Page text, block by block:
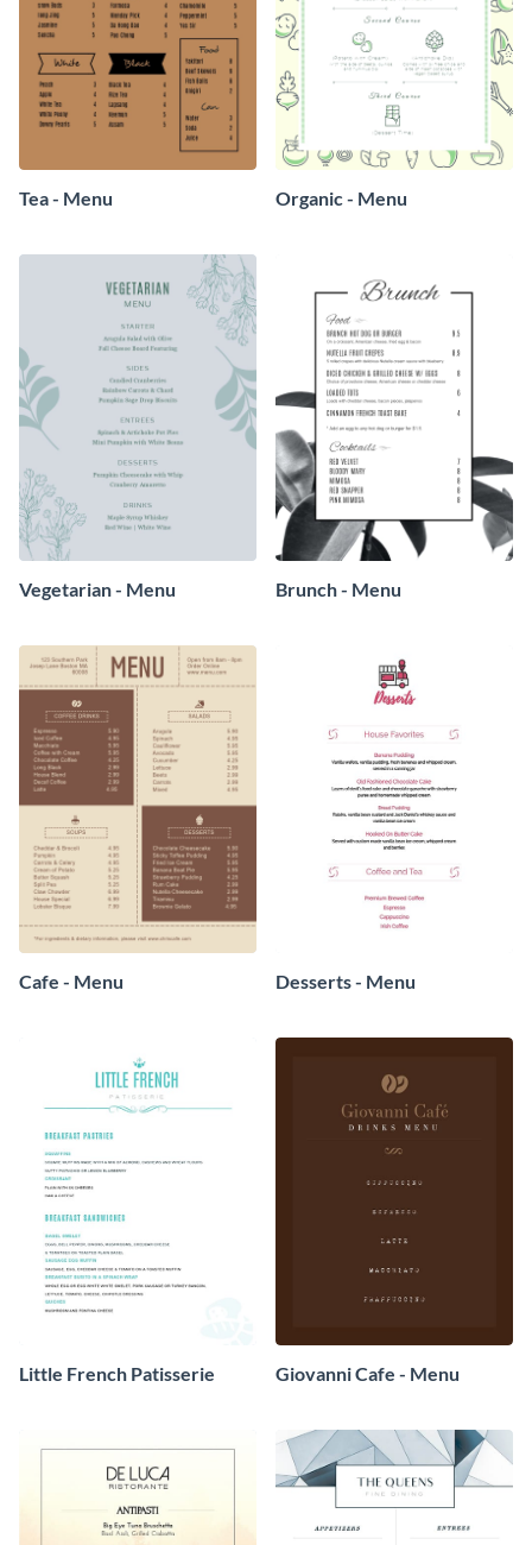
Tea - Menu Organic - Menu
Vegetarian - Menu Brunch - Menu
Cafe - Menu Desserts - Menu
Little French Patisserie Giovanni Cafe - Menu